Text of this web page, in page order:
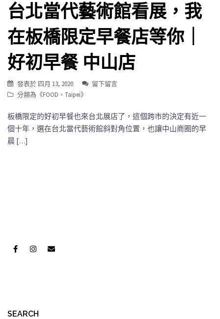
台北當代藝術館看展，我
在板橋限定早餐店等你｜
好初早餐 中山店
發表於 四月 13, 2020
留下留言
分類為《FOOD 、 Taipei》
板橋限定的好初早餐也來台北展店了，這個跨市的決定有近一
個十年，選在台北當代藝術館斜對角位置，也讓中山商圈的早
晨 […]
SEARCH